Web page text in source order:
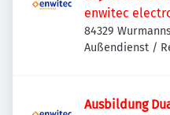
enwitec
84329
Deutschland
Außendienst /
Ausbildung